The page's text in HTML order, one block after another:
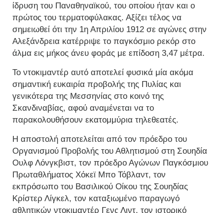
ίδρυση του Παναθηναϊκού, του οποίου ήταν και ο
πρώτος του τερματοφύλακας. Αξίζει τέλος να
σημειωθεί ότι την 1η Απριλίου 1912 σε αγώνες στην
Αλεξάνδρεια κατέρριψε το παγκόσμιο ρεκόρ στο
άλμα εις μήκος άνευ φοράς με επίδοση 3,47 μέτρα.
Το ντοκιμαντέρ αυτό αποτελεί φυσικά μία ακόμα
σημαντική ευκαιρία προβολής της Πυλίας και
γενικότερα της Μεσσηνίας στο κοινό της
Σκανδιναβίας, αφού αναμένεται να το
παρακολουθήσουν εκατομμύρια τηλεθεατές.
Η αποστολή αποτελείται από τον πρόεδρο του
Οργανισμού Προβολής του Αθλητισμού στη Σουηδία
Ουλφ Λόνγκβιστ, τον πρόεδρο Αγώνων Παγκόσμιου
Πρωταθλήματος Χόκεϊ Μπο Τόβλαντ, τον
εκπρόσωπο του Βασιλικού Οίκου της Σουηδίας
Κρίστερ Λίγκελ, τον καταξιωμένο παραγωγό
αθλητικών ντοκιμαντέρ Γενς Λιντ, τον ιστορικό